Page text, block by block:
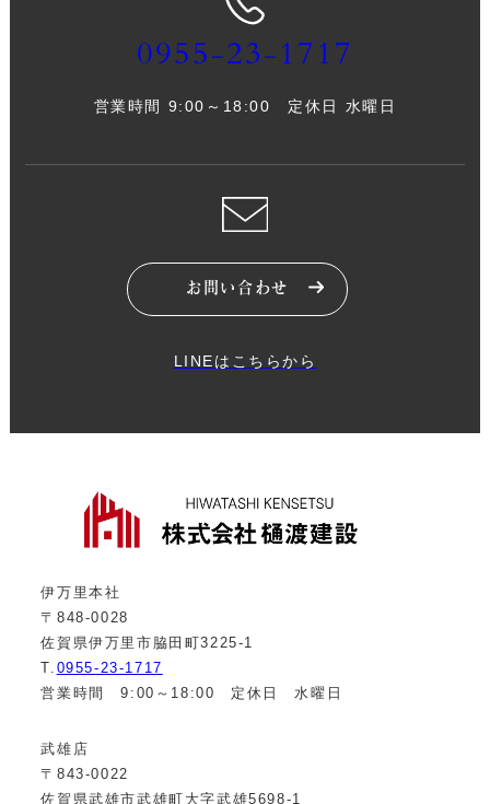
0955-23-1717
営業時間 9:00～18:00 定休日 水曜日
お問い合わせ
LINEはこちらから
伊万里本社
〒848-0028
佐賀県伊万里市脇田町3225-1
T. 0955-23-1717
営業時間 9:00～18:00 定休日 水曜日
武雄店
〒843-0022
佐賀県武雄市武雄町大字武雄5698-1